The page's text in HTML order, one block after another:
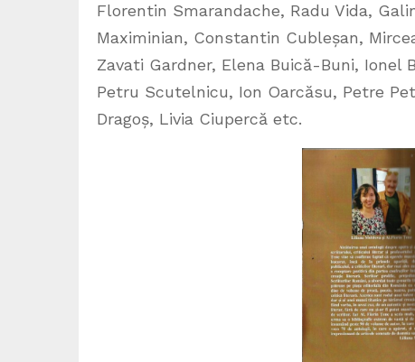
Florentin Smarandache, Radu Vida,
Maximinian, Constantin Cubleșan,
Zavati Gardner, Elena Buică-Buni, Ionel
Petru Scutelnicu, Ion Oarcăsu, Petre
Dragoș, Livia Ciupercă etc.